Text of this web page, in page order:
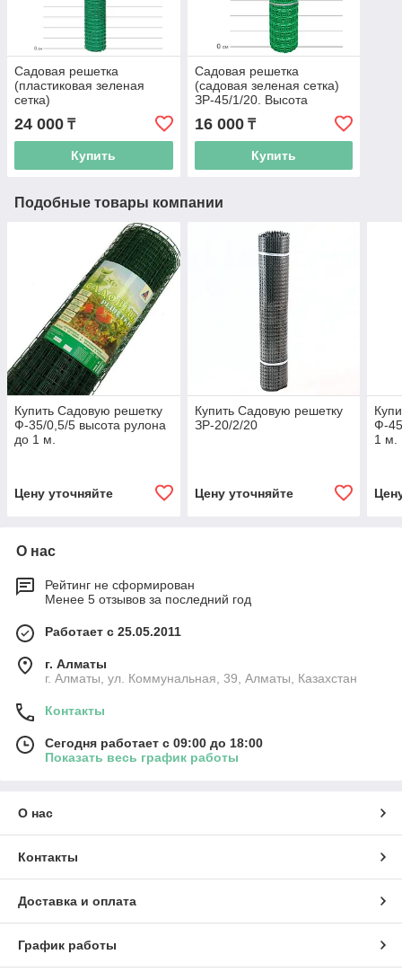
Садовая решетка
(пластиковая зеленая
сетка)
ЗР-15/1,5/20. Высота
рулона 1.5 м
24 000 ₸
Купить
Садовая решетка
(садовая зеленая сетка)
ЗР-45/1/20. Высота
рулона 1 м
16 000₸
Купить
Подобные товары компании
Купить Садовую решетку
Ф-35/0,5/5 высота рулона
до 1 м.
Цену уточняйте
Купить Садовую решетку
ЗР-20/2/20
Цену уточняйте
Ф-
1 м.
О нас
Рейтинг не сформирован
Менее 5 отзывов за последний год
Работает с 25.05.2011
г. Алматы
г. Алматы, ул. Коммунальная, 39, Алматы, Казахстан
Контакты
Сегодня работает с 09:00 до 18:00
Показать весь график работы
О нас
Контакты
Доставка и оплата
График работы